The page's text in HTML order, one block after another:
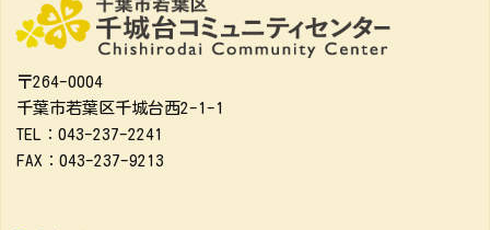
〒264-0004
千葉市若葉区千城台西2-1-1
TEL：043-237-2241
FAX：043-237-9213